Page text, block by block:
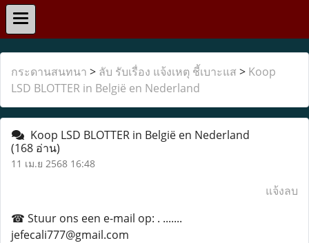
กระดานสนทนา > ลับ รับเรื่อง แจ้งเหตุ ชี้เบาะแส > Koop
LSD BLOTTER in België en Nederland
Koop LSD BLOTTER in België en Nederland
(168 อ่าน)
11 เม.ย 2568 16:48
แจ้งลบ
☎ Stuur ons een e-mail op: . .......
jefecali777@gmail.com